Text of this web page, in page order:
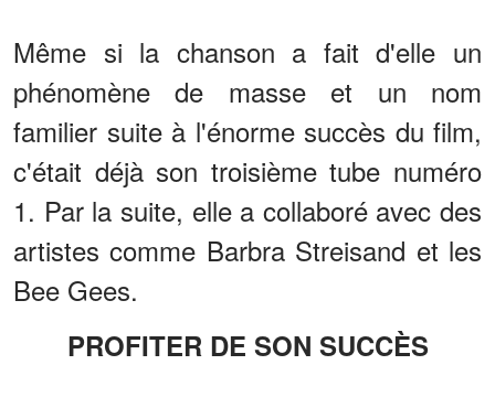
Même si la chanson a fait d'elle un
phénomène de masse et un nom
familier suite à l'énorme succès du film,
c'était déjà son troisième tube numéro
1. Par la suite, elle a collaboré avec des
artistes comme Barbra Streisand et les
Bee Gees.
PROFITER DE SON SUCCÈS